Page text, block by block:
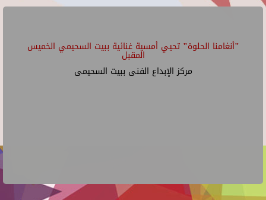
"أنغامنا الحلوة" تحيي أمسية غنائية ببيت السحيمي الخميس
المقبل
مركز الإبداع الفنى ببيت السحيمى